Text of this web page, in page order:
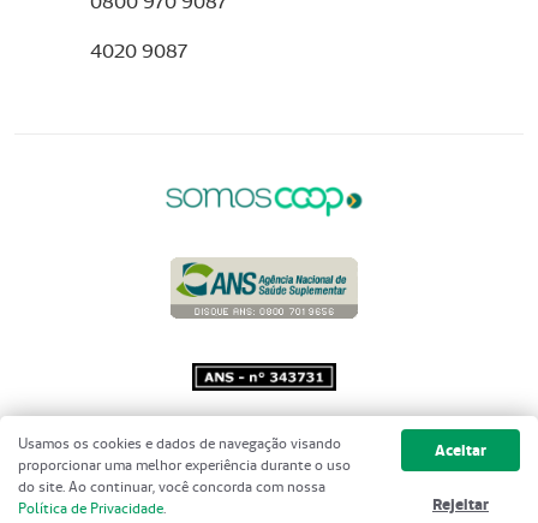
4020 9087
Copyright 2001 - 2026 Unimed do
Brasil - Todos os direitos reservados
Usamos os cookies e dados de navegação visando
proporcionar uma melhor experiência durante o uso
do site. Ao continuar, você concorda com nossa
Política de Privacidade.
Aceitar
Rejeitar